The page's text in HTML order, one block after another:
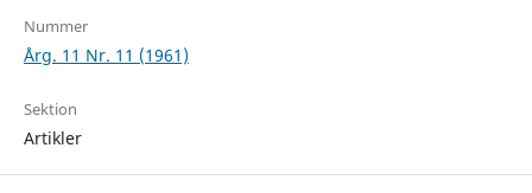
Nummer
Årg. 11 Nr. 11 (1961)
Sektion
Artikler